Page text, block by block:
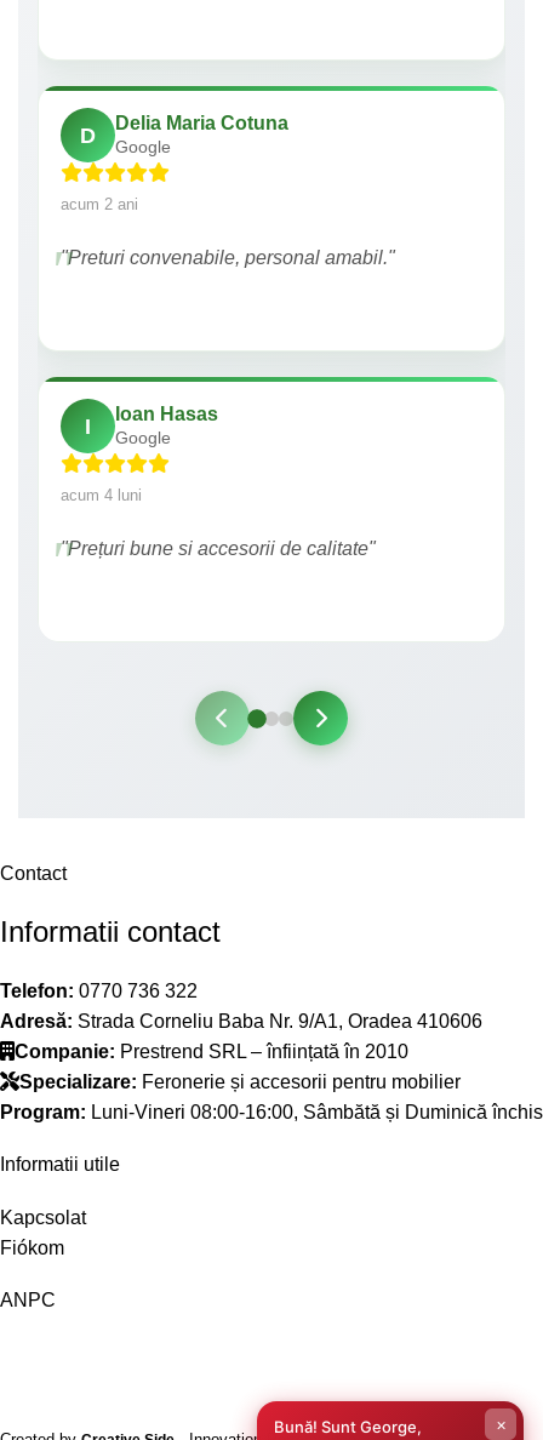
D
Delia Maria Cotuna
Google
acum 2 ani
"Preturi convenabile, personal amabil."
I
Ioan Hasas
Google
acum 4 luni
"Prețuri bune si accesorii de calitate"
Contact
Informatii contact
Telefon: 0770 736 322
Adresă: Strada Corneliu Baba Nr. 9/A1, Oradea 410606
Companie: Prestrend SRL – înființată în 2010
Specializare: Feronerie și accesorii pentru mobilier
Program: Luni-Vineri 08:00-16:00, Sâmbătă și Duminică închis
Informatii utile
Kapcsolat
Fiókom
ANPC
Bună! Sunt George,
×